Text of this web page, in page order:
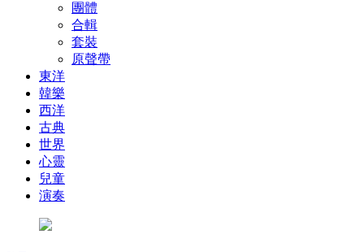
團體
合輯
套裝
原聲帶
東洋
韓樂
西洋
古典
世界
心靈
兒童
演奏